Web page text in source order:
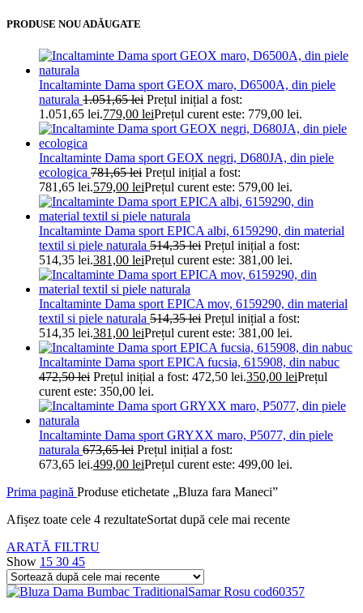
PRODUSE NOU ADĂUGATE
Incaltaminte Dama sport GEOX maro, D6500A, din piele
naturala 1.051,65lei Prețul inițial a fost:
1.051,65 lei.779,00 leiPrețul curent este: 779,00 lei.
Incaltaminte Dama sport GEOX negri, D680JA, din piele
ecologica 781,65lei Prețul inițial a fost:
781,65 lei.579,00 leiPrețul curent este: 579,00 lei.
Incaltaminte Dama sport EPICA albi, 6159290, din material
textil si piele naturala 514,35lei Prețul inițial a fost:
514,35 lei.381,00 leiPrețul curent este: 381,00 lei.
Incaltaminte Dama sport EPICA mov, 6159290, din material
textil si piele naturala 514,35lei Prețul inițial a fost:
514,35 lei.381,00 leiPrețul curent este: 381,00 lei.
Incaltaminte Dama sport EPICA fucsia, 615908, din nabuc
472,50lei Prețul inițial a fost: 472,50 lei.350,00 leiPrețul
curent este: 350,00 lei.
Incaltaminte Dama sport GRYXX maro, P5077, din piele
naturala 673,65lei Prețul inițial a fost:
673,65 lei.499,00 leiPrețul curent este: 499,00 lei.
Prima pagină Produse etichetate „Bluza fara Maneci”
Afișez toate cele 4 rezultateSortat după cele mai recente
ARATĂ FILTRU
Show 15 30 45